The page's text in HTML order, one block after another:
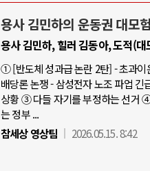
용사 김민하의 운동권 대모
용사 김민하, 힐러 김동아, 도적(
① [반도체 성과급 논란 2탄] - 초과이
배당론 논쟁 - 삼성전자 노조 파업
상황 ③ 다들 자기를 부정하는 선거
는 정부 ...
참세상 영상팀
2026.05.15. 8:42